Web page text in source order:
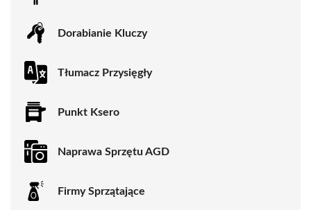
Dorabianie Kluczy
Tłumacz Przysięgły
Punkt Ksero
Naprawa Sprzętu AGD
Firmy Sprzątające